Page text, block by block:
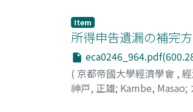
Item
所得申告遺漏の補完
( 京都帝國大學經濟學會 ,
神戸, 正雄; Kambe, Masao;